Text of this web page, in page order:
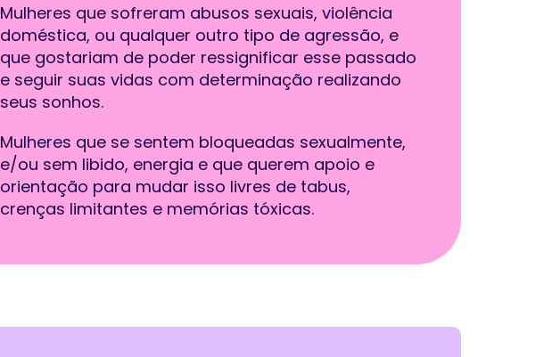
Mulheres que sofreram abusos sexuais, violência
doméstica, ou qualquer outro tipo de agressão, e
que gostariam de poder ressignificar esse passado
e seguir suas vidas com determinação realizando
seus sonhos.
Mulheres que se sentem bloqueadas sexualmente,
e/ou sem libido, energia e que querem apoio e
orientação para mudar isso livres de tabus,
crenças limitantes e memórias tóxicas.